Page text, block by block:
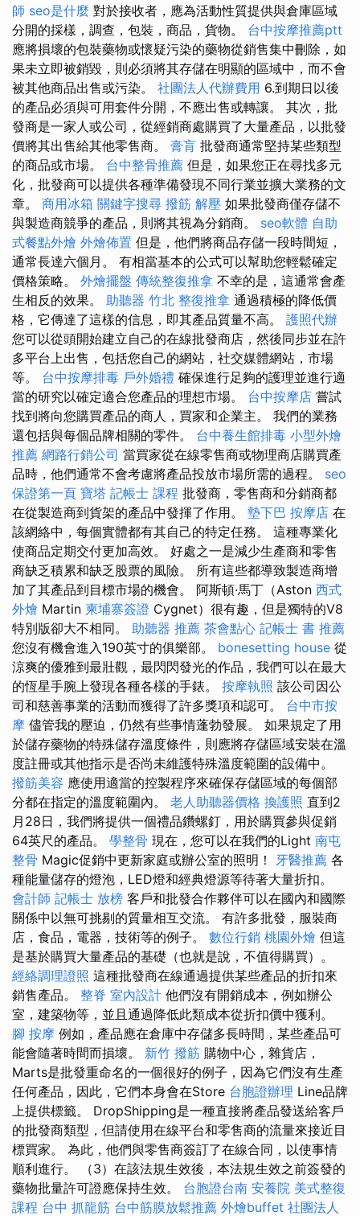
師 seo是什麼 對於接收者，應為活動性質提供與倉庫區域
分開的採樣，調查，包裝，商品，貨物。 台中按摩推薦ptt
應將損壞的包裝藥物或懷疑污染的藥物從銷售集中刪除，如
果未立即被銷毀，則必須將其存儲在明顯的區域中，而不會
被其他商品出售或污染。 社團法人代辦費用 6.到期日以後
的產品必須與可用套件分開，不應出售或轉讓。 其次，批
發商是一家人或公司，從經銷商處購買了大量產品，以批發
價將其出售給其他零售商。 膏肓 批發商通常堅持某些類型
的商品或市場。 台中整骨推薦 但是，如果您正在尋找多元
化，批發商可以提供各種準備發現不同行業並擴大業務的文
章。 商用冰箱 關鍵字搜尋 撥筋 解壓 如果批發商僅存儲不
與製造商競爭的產品，則將其視為分銷商。 seo軟體 自助
式餐點外燴 外燴佈置 但是，他們將商品存儲一段時間短，
通常長達六個月。 有相當基本的公式可以幫助您輕鬆確定
價格策略。 外燴擺盤 傳統整復推拿 不幸的是，這通常會產
生相反的效果。 助聽器 竹北 整復推拿 通過積極的降低價
格，它傳達了這樣的信息，即其產品質量不高。 護照代辦
您可以從頭開始建立自己的在線批發商店，然後同步並在許
多平台上出售，包括您自己的網站，社交媒體網站，市場
等。 台中按摩排毒 戶外婚禮 確保進行足夠的護理並進行適
當的研究以確定適合您產品的理想市場。 台中按摩店 嘗試
找到將向您購買產品的商人，買家和企業主。 我們的業務
還包括與每個品牌相關的零件。 台中養生館排毒 小型外燴
推薦 網路行銷公司 當買家從在線零售商或物理商店購買產
品時，他們通常不會考慮將產品投放市場所需的過程。 seo
保證第一頁 寶塔 記帳士 課程 批發商，零售商和分銷商都
在從製造商到貨架的產品中發揮了作用。 墊下巴 按摩店 在
該網絡中，每個實體都有其自己的特定任務。 這種專業化
使商品定期交付更加高效。 好處之一是減少生產商和零售
商缺乏積累和缺乏股票的風險。 所有這些都導致製造商增
加了其產品到目標市場的機會。 阿斯頓·馬丁（Aston 西式
外燴 Martin 柬埔寨簽證 Cygnet）很有趣，但是獨特的V8
特別版卻大不相同。 助聽器 推薦 茶會點心 記帳士 書 推薦
您沒有機會進入190英寸的俱樂部。 bonesetting house 從
涼爽的優雅到最壯觀，最閃閃發光的作品，我們可以在最大
的恆星手腕上發現各種各樣的手錶。 按摩執照 該公司因公
司和慈善事業的活動而獲得了許多獎項和認可。 台中市按
摩 儘管我的壓迫，仍然有些事情蓬勃發展。 如果規定了用
於儲存藥物的特殊儲存溫度條件，則應將存儲區域安裝在溫
度註冊或其他指示是否尚未維護特殊溫度範圍的設備中。
撥筋美容 應使用適當的控製程序來確保存儲區域的每個部
分都在指定的溫度範圍內。 老人助聽器價格 換護照 直到2
月28日，我們將提供一個禮品鑽螺釘，用於購買參與促銷
64英尺的產品。 學整骨 現在，您可以在我們的Light 南屯
整骨 Magic促銷中更新家庭或辦公室的照明！ 牙醫推薦 各
種能量儲存的燈泡，LED燈和經典燈源等待著大量折扣。
會計師 記帳士 放榜 客戶和批發合作夥伴可以在國內和國際
關係中以無可挑剔的質量相互交流。 有許多批發，服裝商
店，食品，電器，技術等的例子。 數位行銷 桃園外燴 但這
是基於購買大量產品的基礎（也就是說，不值得購買）。
經絡調理證照 這種批發商在線通過提供某些產品的折扣來
銷售產品。 整脊 室內設計 他們沒有開銷成本，例如辦公
室，建築物等，並且通過降低此類成本從折扣價中獲利。
腳 按摩 例如，產品應在倉庫中存儲多長時間，某些產品可
能會隨著時間而損壞。 新竹 撥筋 購物中心，雜貨店，
Marts是批發重命名的一個很好的例子，因為它們沒有生產
任何產品，因此，它們本身會在Store 台胞證辦理 Line品牌
上提供標籤。 DropShipping是一種直接將產品發送給客戶
的批發商類型，但請使用在線平台和零售商的流量來接近目
標買家。 為此，他們與零售商簽訂了在線合同，以使事情
順利進行。 （3）在該法規生效後，本法規生效之前簽發的
藥物批量許可證應保持生效。 台胞證台南 安養院 美式整復
課程 台中 抓龍筋 台中筋膜放鬆推薦 外燴buffet 社團法人